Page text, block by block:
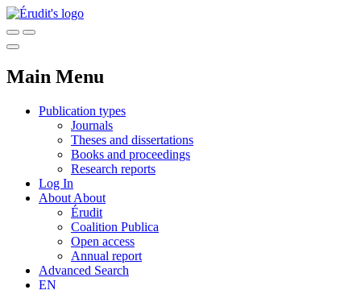
Main Menu
Publication types
Journals
Theses and dissertations
Books and proceedings
Research reports
Log In
About About
Érudit
Coalition Publica
Open access
Annual report
Advanced Search
EN